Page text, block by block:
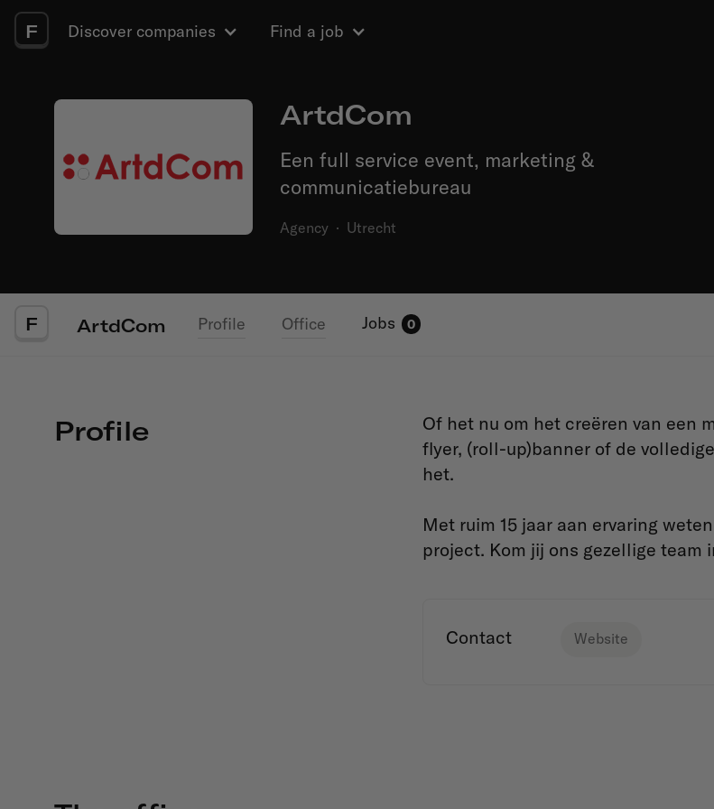
F Discover companies Find a job
ArtdCom
Een full service event, marketing &
communicatiebureau
Agency · Utrecht
F ArtdCom Profile Office Jobs 0
Profile
Of het nu om het creëren van een
flyer, (roll-up)banner of de
het.
Met ruim 15 jaar aan ervaring
project. Kom jij ons gezellige team
Contact Website